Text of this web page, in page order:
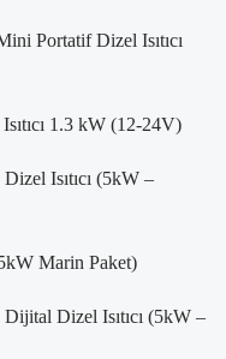
Portatif Dizel Isıtıcı
1.3 kW (12-24V)
Isıtıcı (5kW –
Marin Paket)
Dizel Isıtıcı (5kW –